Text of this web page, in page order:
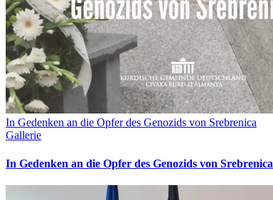
In Gedenken an die Opfer des Genozids von Srebrenica
Gallerie
In Gedenken an die Opfer des Genozids von Srebrenica